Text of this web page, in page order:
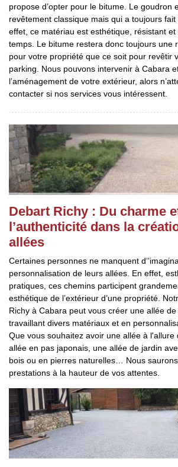
propose d’opter pour le bitume. Le goudron
revêtement classique mais qui a toujours
effet, ce matériau est esthétique, résistant
temps. Le bitume restera donc toujours une
pour votre propriété que ce soit pour revêtir
parking. Nous pouvons intervenir à Cabara
l’aménagement de votre extérieur, alors
contacter si nos services vous intéressent.
Debart Richy : Du charme
l’authenticité dans la
allées
Certaines personnes ne manquent
personnalisation de leurs allées. En effet,
pratiques, ces chemins participent
esthétique de l’extérieur d’une propriété.
Richy à Cabara peut vous créer une allée
travaillant divers matériaux et en
Que vous souhaitez avoir une allée à l'allure
allée en pas japonais, une allée de jardin
bois ou en pierres naturelles… Nous
prestations à la hauteur de vos attentes.